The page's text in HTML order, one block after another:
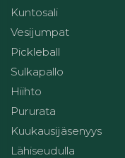
Kuntosali
Vesijumpat
Pickleball
Sulkapallo
Hiihto
Pururata
Kuukausijäsenyys
Lähiseudulla